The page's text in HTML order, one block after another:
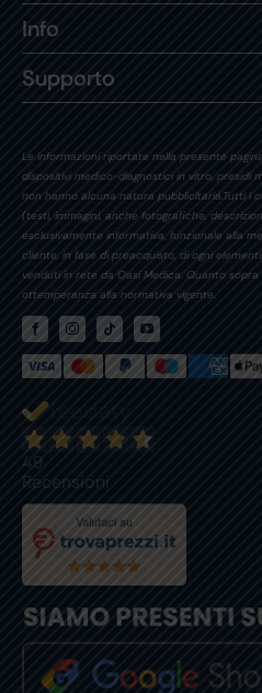
Info
Supporto
Le informazioni riportate nella presente
dispositivi medico-diagnostici in vitro, presidi
non hanno alcuna natura pubblicitaria.Tutti i
(testi, immagini, anche fotografiche,
esclusivamente informativa, funzionale alla
cliente, in fase di preacquisto, di ogni
venduti in rete da Oasi Medica. Quanto
ottemperanza alla normativa vigente.
49
Recensioni